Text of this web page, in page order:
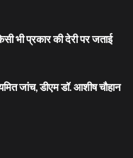
भी प्रकार की देरी पर जताई
जांच, डीएम डॉ. आशीष चौहान